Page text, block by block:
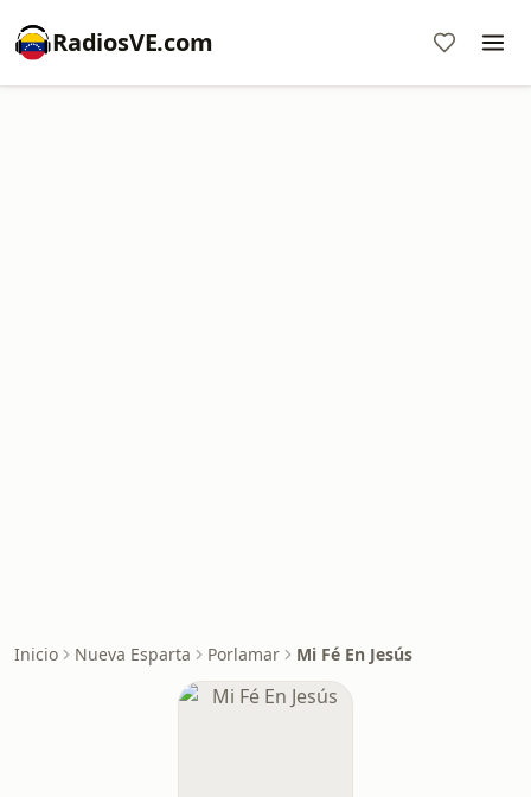
RadiosVE.com
Inicio Nueva Esparta Porlamar Mi Fé En Jesús